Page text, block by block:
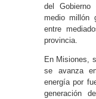
del
medio millón
entre
provincia.
En Misiones,
se avanza
energía por
generación